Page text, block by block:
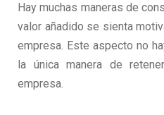
Hay muchas maneras de
valor añadido se sienta
empresa. Este aspecto no
la única manera de
empresa.